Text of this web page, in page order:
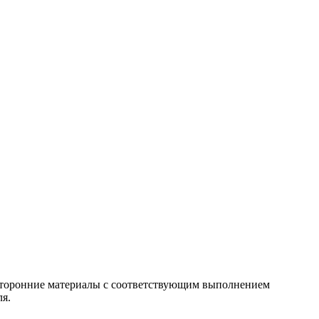
материалы с соответствующим выполнением